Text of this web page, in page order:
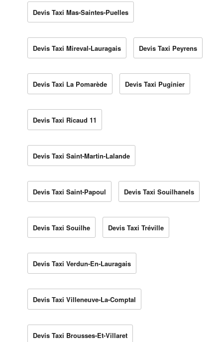
Devis Taxi Mas-Saintes-Puelles
Devis Taxi Mireval-Lauragais Devis Taxi Peyrens
Devis Taxi La Pomarède Devis Taxi Puginier
Devis Taxi Ricaud 11
Devis Taxi Saint-Martin-Lalande
Devis Taxi Saint-Papoul Devis Taxi Souilhanels
Devis Taxi Souilhe Devis Taxi Tréville
Devis Taxi Verdun-En-Lauragais
Devis Taxi Villeneuve-La-Comptal
Devis Taxi Brousses-Et-Villaret